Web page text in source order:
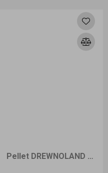
Pellet DREWNOLAND 1050kg dostawa cała Polska